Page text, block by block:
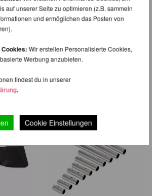
IHNEN NOCH
PRODUKTE
auf unserer Seite zu optimieren (z.B. sammeln
und ermöglichen das Posten von
Wir erstellen Personalisierte Cookies,
Werbung anzubieten.
findest du in unserer
.
Cookie Einstellungen